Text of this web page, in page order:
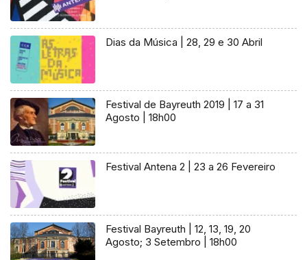
Dias da Música | 28, 29 e 30 Abril
Festival de Bayreuth 2019 | 17 a 31
Agosto | 18h00
Festival Antena 2 | 23 a 26 Fevereiro
Festival Bayreuth | 12, 13, 19, 20
Agosto; 3 Setembro | 18h00